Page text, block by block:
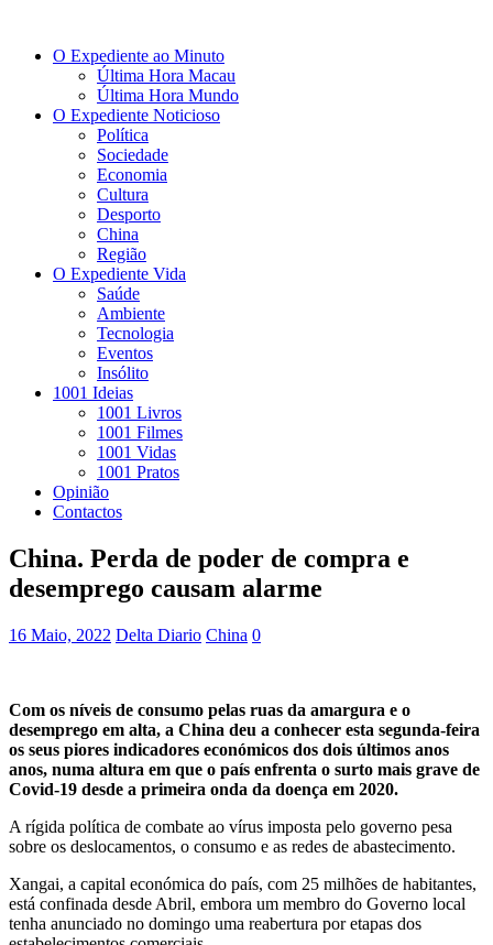
O Expediente ao Minuto
Última Hora Macau
Última Hora Mundo
O Expediente Noticioso
Política
Sociedade
Economia
Cultura
Desporto
China
Região
O Expediente Vida
Saúde
Ambiente
Tecnologia
Eventos
Insólito
1001 Ideias
1001 Livros
1001 Filmes
1001 Vidas
1001 Pratos
Opinião
Contactos
China. Perda de poder de compra e
desemprego causam alarme
16 Maio, 2022 Delta Diario China 0
Com os níveis de consumo pelas ruas da amargura e o
desemprego em alta, a China deu a conhecer esta segunda-feira
os seus piores indicadores económicos dos dois últimos anos
anos, numa altura em que o país enfrenta o surto mais grave de
Covid-19 desde a primeira onda da doença em 2020.
A rígida política de combate ao vírus imposta pelo governo pesa
sobre os deslocamentos, o consumo e as redes de abastecimento.
Xangai, a capital económica do país, com 25 milhões de habitantes,
está confinada desde Abril, embora um membro do Governo local
tenha anunciado no domingo uma reabertura por etapas dos